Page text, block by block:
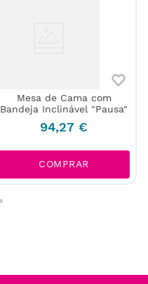
Mesa de Cama com
Bandeja Inclinável "Pausa"
94,27 €
COMPRAR